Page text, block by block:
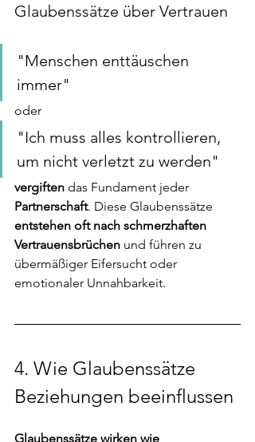
Glaubenssätze über Vertrauen
"Menschen enttäuschen
immer"
oder
"Ich muss alles kontrollieren,
um nicht verletzt zu werden"
vergiften das Fundament jeder
Partnerschaft. Diese Glaubenssätze
entstehen oft nach schmerzhaften
Vertrauensbrüchen und führen zu
übermäßiger Eifersucht oder
emotionaler Unnahbarkeit.
4. Wie Glaubenssätze
Beziehungen beeinflussen
Glaubenssätze wirken wie